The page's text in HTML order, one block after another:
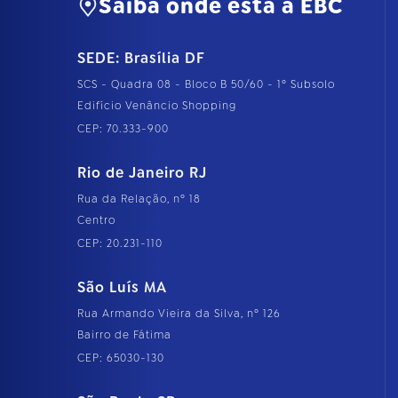
Saiba onde está a EBC
SEDE: Brasília DF
SCS - Quadra 08 - Bloco B 50/60 - 1º Subsolo
Edifício Venâncio Shopping
CEP: 70.333-900
Rio de Janeiro RJ
Rua da Relação, nº 18
Centro
CEP: 20.231-110
São Luís MA
Rua Armando Vieira da Silva, nº 126
Bairro de Fátima
CEP: 65030-130